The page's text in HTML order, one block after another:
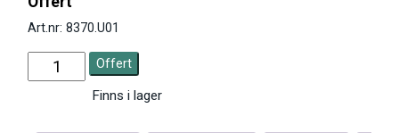
Art.nr: 8370.U01
Offert
Finns i lager